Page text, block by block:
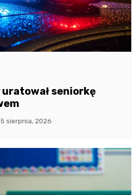
seniorkę
5 sierpnia, 2026